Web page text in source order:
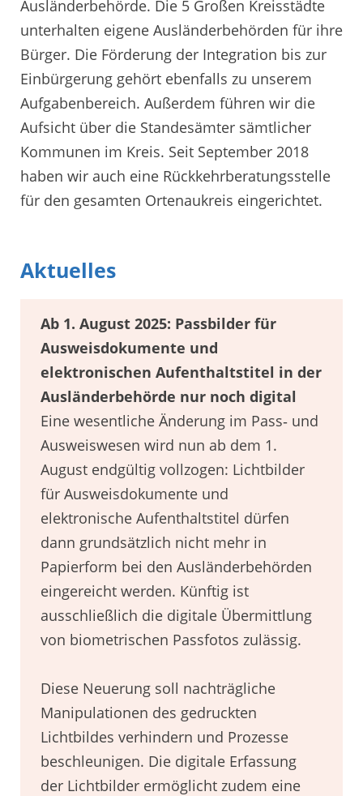
Ausländerbehörde. Die 5 Großen Kreisstädte
unterhalten eigene Ausländerbehörden für ihre
Bürger. Die Förderung der Integration bis zur
Einbürgerung gehört ebenfalls zu unserem
Aufgabenbereich. Außerdem führen wir die
Aufsicht über die Standesämter sämtlicher
Kommunen im Kreis. Seit September 2018
haben wir auch eine Rückkehrberatungsstelle
für den gesamten Ortenaukreis eingerichtet.
Aktuelles
Ab 1. August 2025: Passbilder für
Ausweisdokumente und
elektronischen Aufenthaltstitel in der
Ausländerbehörde nur noch digital
Eine wesentliche Änderung im Pass‐ und
Ausweiswesen wird nun ab dem 1.
August endgültig vollzogen: Lichtbilder
für Ausweisdokumente und
elektronische Aufenthaltstitel dürfen
dann grundsätzlich nicht mehr in
Papierform bei den Ausländerbehörden
eingereicht werden. Künftig ist
ausschließlich die digitale Übermittlung
von biometrischen Passfotos zulässig.
Diese Neuerung soll nachträgliche
Manipulationen des gedruckten
Lichtbildes verhindern und Prozesse
beschleunigen. Die digitale Erfassung
der Lichtbilder ermöglicht zudem eine